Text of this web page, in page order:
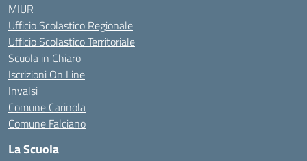
MIUR
Ufficio Scolastico Regionale
Ufficio Scolastico Territoriale
Scuola in Chiaro
Iscrizioni On Line
Invalsi
Comune Carinola
Comune Falciano
La Scuola